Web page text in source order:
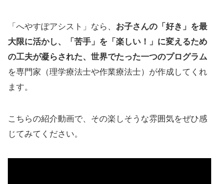
「へやすぽアシスト」なら、 お子さんの「好き」を最
大限に活かし、「苦手」を「楽しい！」に変えるため
の工夫が凝らされた、世界でたった一つのプログラム
を専門家（理学療法士や作業療法士）が作成してくれ
ます。
こちらの紹介動画で、その楽しそうな雰囲気をぜひ感
じてみてください。